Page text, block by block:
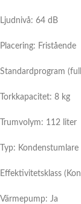
Ljudnivå: 64 dB
Placering: Fristående
Standardprogram
Torkkapacitet: 8 kg
Trumvolym: 112 liter
Typ: Kondenstumlare
Effektivitetsklass
Värmepump: Ja